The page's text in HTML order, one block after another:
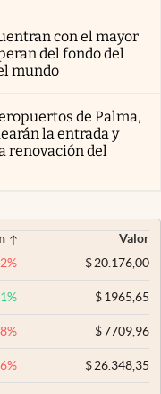
con el mayor
del fondo del
mundo
de Palma,
la entrada y
renovación del
Valor
% $20.176,00
% $1965,65
% $7709,96
% $26.348,35